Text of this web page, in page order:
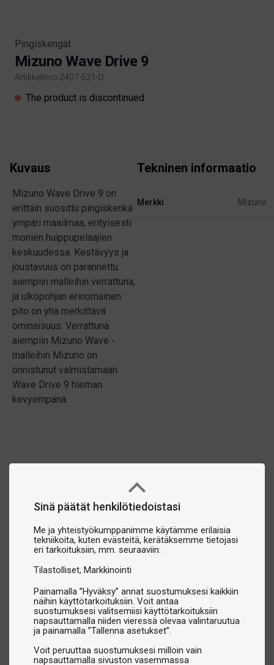
Sinä päätät henkilötiedoistasi
Me ja yhteistyökumppanimme käytämme erilaisia
tekniikoita, kuten evästeitä, kerätäksemme tietojasi
eri tarkoituksiin, mm. seuraaviin:
Tilastolliset Markkinointi
Painamalla ”Hyväksy” annat suostumuksesi kaikkiin
näihin käyttötarkoituksiin. Voit antaa
suostumuksesi valitsemiisi käyttötarkoituksiin
napsauttamalla niiden vieressä olevaa valintaruutua
ja painamalla ”Tallenna asetukset”.
Voit peruuttaa suostumuksesi milloin vain
napsauttamalla sivuston vasemmassa
Pingiskengät
Mizuno Wave Drive 9
Artikkelinro:2407-521-D
Product information
The product is discontinued
Kuvaus
Mizuno Wave Drive 9 on
erittäin suosittu pingiskenkä
ympäri maailmaa, erityisesti
monien huippupelaajien
keskuudessa. Kestävyys ja
joustavuus on parannettu
aiempiin malleihin verrattuna,
ja ulkopohjan erinomainen
pito on yhä merkittävä
ominaisuus. Verrattuna
aiempiin Mizuno Wave -
malleihin Mizuno on
onnistunut valmistamaan
Wave Drive 9 hieman
kevyempänä.
Tekninen informaatio
Merkki Mizuno